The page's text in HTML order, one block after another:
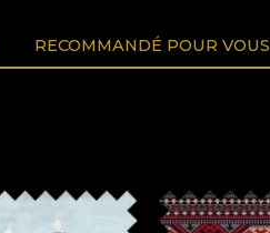
RECOMMANDÉ POUR VOUS